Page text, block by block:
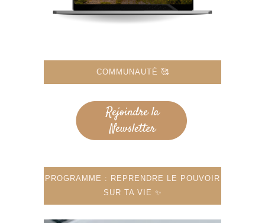
COMMUNAUTÉ 🥰
PROGRAMME : REPRENDRE LE POUVOIR
SUR TA VIE ✨